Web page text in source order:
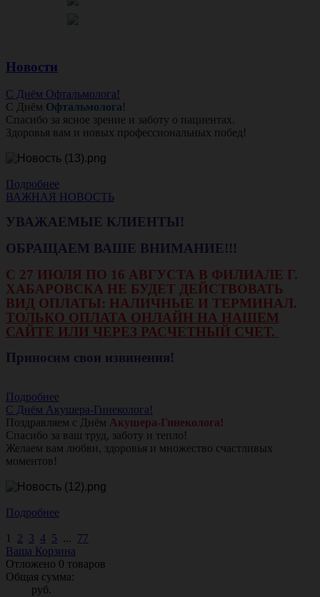
Новости
С Днём Офтальмолога!
С Днём Офтальмолога!
Спасибо за ясное зрение и заботу о пациентах.
Здоровья вам и новых профессиональных побед!
Подробнее
ВАЖНАЯ НОВОСТЬ
УВАЖАЕМЫЕ КЛИЕНТЫ!
ОБРАЩАЕМ ВАШЕ ВНИМАНИЕ!!!
С 27 ИЮЛЯ ПО 16 АВГУСТА В ФИЛИАЛЕ Г.
ХАБАРОВСКА НЕ БУДЕТ ДЕЙСТВОВАТЬ
ВИД ОПЛАТЫ: НАЛИЧНЫЕ И ТЕРМИНАЛ.
ТОЛЬКО ОПЛАТА ОНЛАЙН НА НАШЕМ
САЙТЕ ИЛИ ЧЕРЕЗ РАСЧЕТНЫЙ СЧЕТ.
Приносим свои извинения!
Подробнее
С Днём Акушера-Гинеколога!
Поздравляем с Днём Акушера-Гинеколога!
Спасибо за ваш труд, заботу и тепло!
Желаем вам любви, здоровья и множество счастливых
моментов!
Подробнее
1 2 3 4 5 ... 77
Ваша Корзина
Отложено 0 товаров
Общая сумма:
руб.